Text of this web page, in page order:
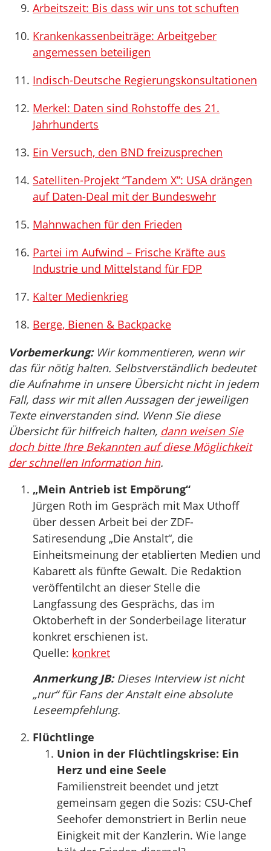
Arbeitszeit: Bis dass wir uns tot schuften
Krankenkassenbeiträge: Arbeitgeber
angemessen beteiligen
Indisch-Deutsche Regierungskonsultationen
Merkel: Daten sind Rohstoffe des 21.
Jahrhunderts
Ein Versuch, den BND freizusprechen
Satelliten-Projekt “Tandem X”: USA drängen
auf Daten-Deal mit der Bundeswehr
Mahnwachen für den Frieden
Partei im Aufwind – Frische Kräfte aus
Industrie und Mittelstand für FDP
Kalter Medienkrieg
Berge, Bienen & Backpacke
Vorbemerkung:Wir kommentieren, wenn wir
das für nötig halten. Selbstverständlich bedeutet
die Aufnahme in unsere Übersicht nicht in jedem
Fall, dass wir mit allen Aussagen der jeweiligen
Texte einverstanden sind. Wenn Sie diese
Übersicht für hilfreich halten, dann weisen Sie
doch bitte Ihre Bekannten auf diese Möglichkeit
der schnellen Information hin.
„Mein Antrieb ist Empörung“
Jürgen Roth im Gespräch mit Max Uthoff
über dessen Arbeit bei der ZDF-
Satiresendung „Die Anstalt“, die
Einheitsmeinung der etablierten Medien und
Kabarett als fünfte Gewalt. Die Redaktion
veröffentilcht an dieser Stelle die
Langfassung des Gesprächs, das im
Oktoberheft in der Sonderbeilage literatur
konkret erschienen ist.
Quelle: konkret
Anmerkung JB:Dieses Interview ist nicht
„nur“ für Fans der Anstalt eine absolute
Leseempfehlung.
Flüchtlinge
Union in der Flüchtlingskrise: Ein
Herz und eine Seele
Familienstreit beendet und jetzt
gemeinsam gegen die Sozis: CSU-Chef
Seehofer demonstriert in Berlin neue
Einigkeit mit der Kanzlerin. Wie lange